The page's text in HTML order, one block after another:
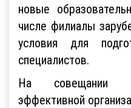
новые
числе филиалы
условия для
специалистов.
На совещании
эффективной